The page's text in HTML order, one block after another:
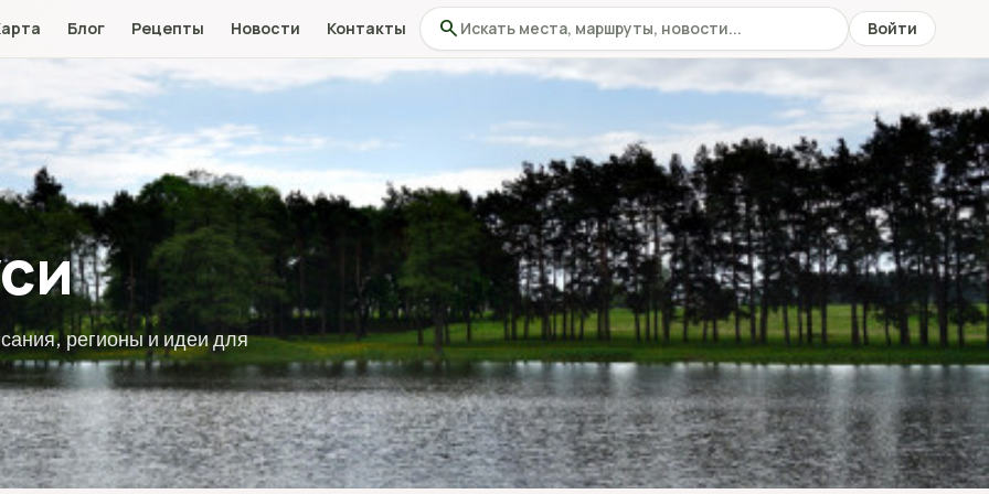
Блог Рецепты Новости Контакты Поиск по сайту
search Войти
регионы и идеи для